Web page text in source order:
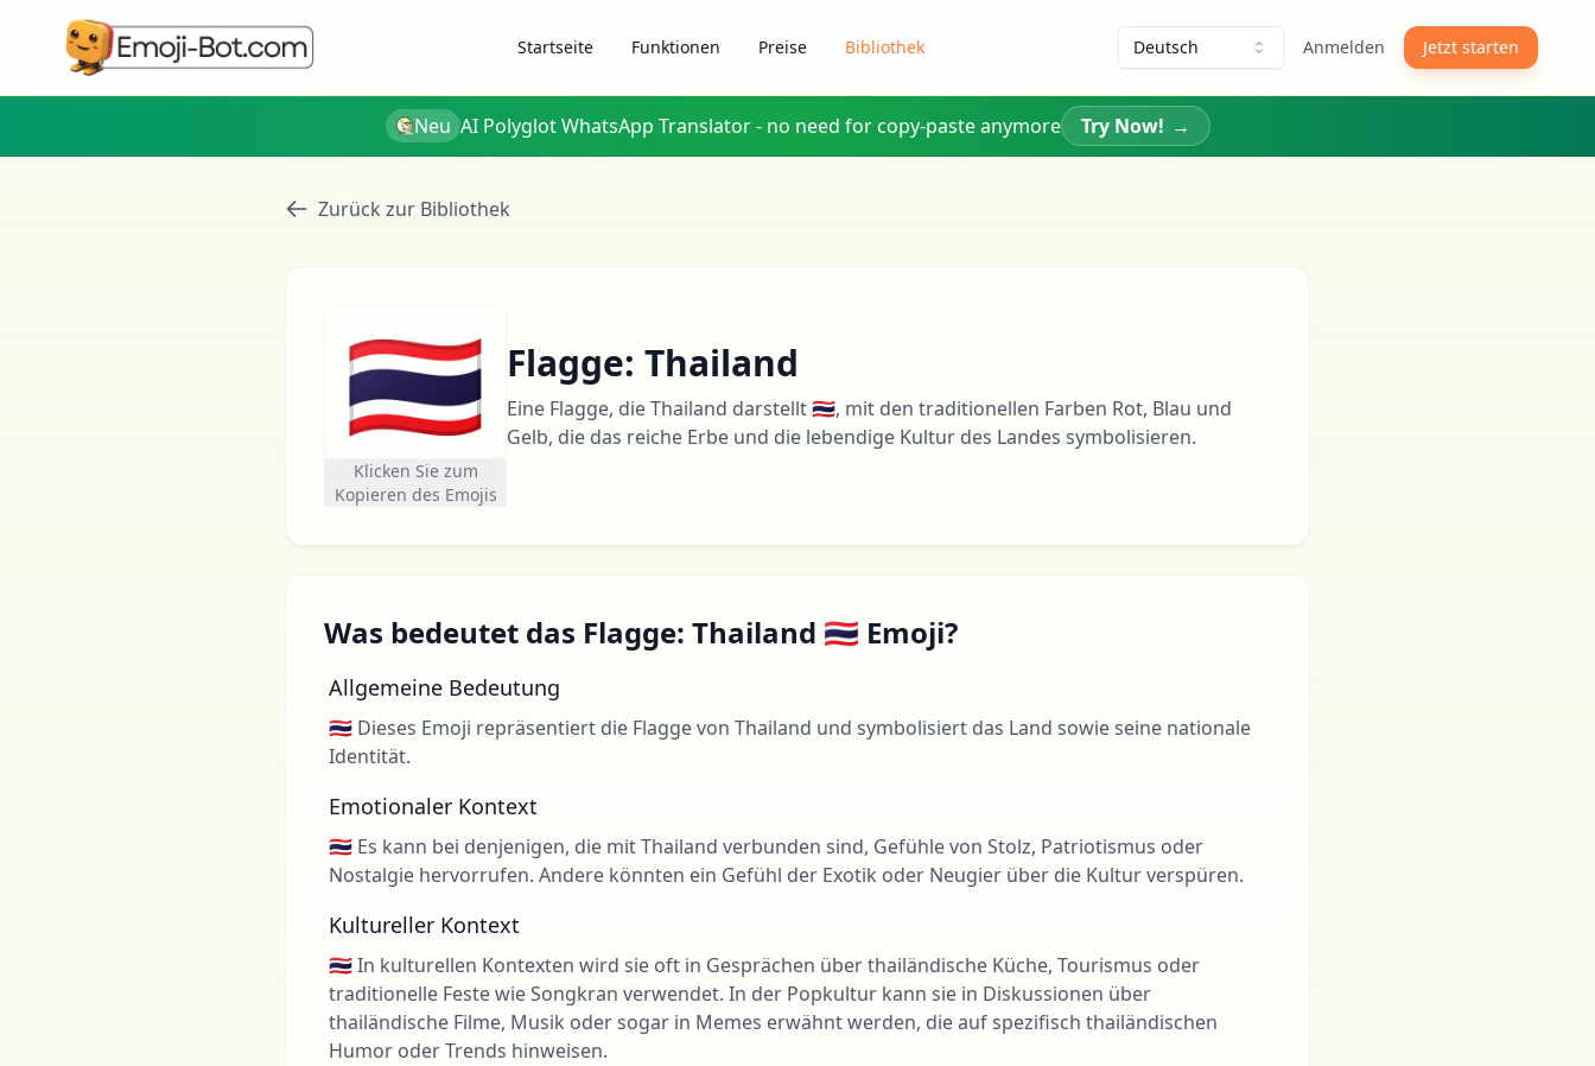
Startseite Funktionen Preise Bibliothek Deutsch Anmelden Jetzt starten
Neu AI Polyglot WhatsApp Translator - no need for copy-paste anymore Try Now! →
Zurück zur Bibliothek
🇹🇭
Klicken Sie zum
Kopieren des Emojis
Flagge: Thailand
Eine Flagge, die Thailand darstellt 🇹🇭, mit den traditionellen Farben Rot, Blau und
Gelb, die das reiche Erbe und die lebendige Kultur des Landes symbolisieren.
Was bedeutet das Flagge: Thailand 🇹🇭 Emoji?
Allgemeine Bedeutung
🇹🇭 Dieses Emoji repräsentiert die Flagge von Thailand und symbolisiert das Land sowie seine nationale
Identität.
Emotionaler Kontext
🇹🇭 Es kann bei denjenigen, die mit Thailand verbunden sind, Gefühle von Stolz, Patriotismus oder
Nostalgie hervorrufen. Andere könnten ein Gefühl der Exotik oder Neugier über die Kultur verspüren.
Kultureller Kontext
🇹🇭 In kulturellen Kontexten wird sie oft in Gesprächen über thailändische Küche, Tourismus oder
traditionelle Feste wie Songkran verwendet. In der Popkultur kann sie in Diskussionen über
thailändische Filme, Musik oder sogar in Memes erwähnt werden, die auf spezifisch thailändischen
Humor oder Trends hinweisen.